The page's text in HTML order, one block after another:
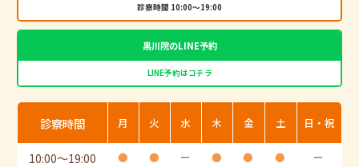
診察時間 10:00～19:00
黒川院のLINE予約
LINE予約はコチラ
診察時間 月 火 水 木 金 土 日・祝
10:00〜19:00 ● ● ー ● ● ● ー